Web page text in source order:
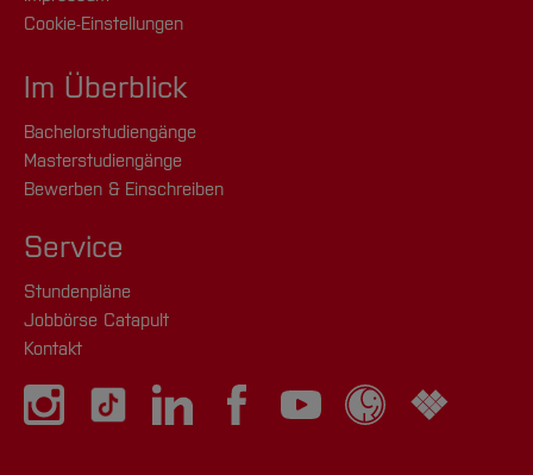
Cookie-Einstellungen
Im Überblick
Bachelorstudiengänge
Masterstudiengänge
Bewerben & Einschreiben
Service
Stundenpläne
Jobbörse Catapult
Kontakt